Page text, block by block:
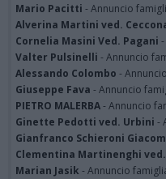
Mario Pacitti - Annuncio
Alverina Martini ved.
Cornelia Masini Ved. Pagani
Valter Pulsinelli - Annuncio
Alessando Colombo -
Giuseppe Fava - Annuncio
PIETRO MALERBA- Annuncio
Ginette Pedotti ved. Urbini -
Gianfranco Schieroni
Clementina Martinenghi
Marian Jasik - Annuncio